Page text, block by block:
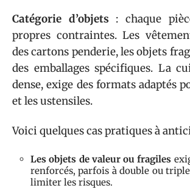
Catégorie d’objets : chaque
propres contraintes. Les
des cartons penderie, les objets
des emballages spécifiques. La
dense, exige des formats adaptés
et les ustensiles.
Voici quelques cas pratiques à
Les objets de valeur ou fragiles
renforcés, parfois à double ou
limiter les risques.